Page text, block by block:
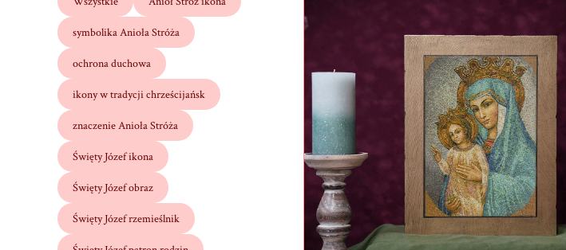
symbolika Anioła Stróża
ochrona duchowa
ikony w tradycji chrześcijańsk
znaczenie Anioła Stróża
Święty Józef ikona
Święty Józef obraz
Święty Józef rzemieślnik